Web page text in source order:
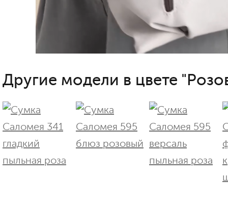
Другие модели в цвете